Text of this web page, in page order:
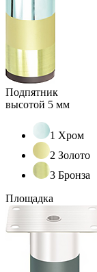
Подпятник
высотой 5 мм
1 Хром
2 Золото
3 Бронза
Площадка